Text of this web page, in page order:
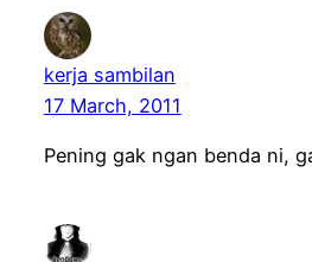
kerja sambilan
17 March, 2011
Pening gak ngan benda ni,